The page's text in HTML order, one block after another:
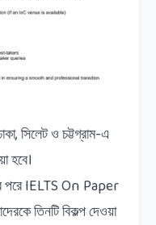
সিলেট ও চট্টগ্রাম-এ
হবে।
পরে IELTS On Paper
তিনটি বিকল্প দেওয়া